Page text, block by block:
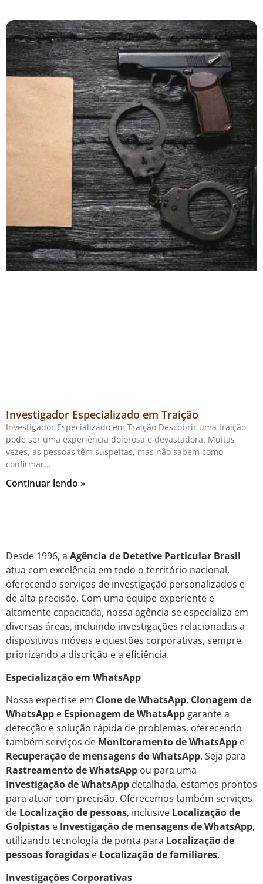
Investigador Especializado em Traição
Investigador Especializado em Traição Descobrir uma traição
pode ser uma experiência dolorosa e devastadora. Muitas
vezes, as pessoas têm suspeitas, mas não sabem como
confirmar
Continuar lendo »
Desde 1996, a Agência de Detetive Particular Brasil
atua com excelência em todo o território nacional,
oferecendo serviços de investigação personalizados e
de alta precisão. Com uma equipe experiente e
altamente capacitada, nossa agência se especializa em
diversas áreas, incluindo investigações relacionadas a
dispositivos móveis e questões corporativas, sempre
priorizando a discrição e a eficiência.
Especialização em WhatsApp
Nossa expertise em Clone de WhatsApp, Clonagem de
WhatsApp e Espionagem de WhatsApp garante a
detecção e solução rápida de problemas, oferecendo
também serviços de Monitoramento de WhatsApp e
Recuperação de mensagens do WhatsApp. Seja para
Rastreamento de WhatsApp ou para uma
Investigação de WhatsApp detalhada, estamos prontos
para atuar com precisão. Oferecemos também serviços
de Localização de pessoas, inclusive Localização de
Golpistas e Investigação de mensagens de WhatsApp,
utilizando tecnologia de ponta para Localização de
pessoas foragidas e Localização de familiares.
Investigações Corporativas